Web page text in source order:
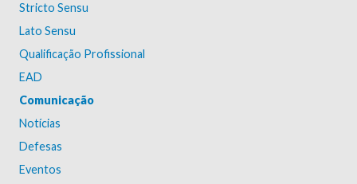
Stricto Sensu
Lato Sensu
Qualificação Profissional
EAD
Comunicação
Notícias
Defesas
Eventos